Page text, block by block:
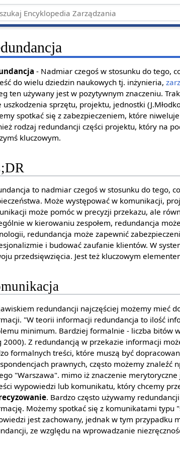
- Nadmiar czegoś w stosunku do tego,
do wielu dziedzin naukowych tj. inżynieria,
ten używany jest w pozytywnym znaczeniu.
uszkodzenia sprzętu, projektu, jednostki
spotkać się z zabezpieczeniem, które
rodzaj redundancji części projektu, który na
kluczowym.
to nadmiar czegoś w stosunku do tego,
Może występować w komunikacji,
może pomóc w precyzji przekazu, ale
w kierowaniu zespołem, redundancja
redundancja może zapewnić
i budować zaufanie klientów. W
przedsięwzięcia. Jest też kluczowym
redundancji najczęściej możemy mieć
"W teorii informacji redundancja to ilość
minimum. Bardziej formalnie - liczba bitów
2000). Z redundancją w przekazie informacji
formalnych treści, które muszą być
prawnych, często możemy znaleźć
"Warszawa". mimo iż znaczenie
wypowiedzi lub komunikatu, który chcemy
. Bardzo często używamy
Możemy spotkać się z komunikatami typu
jest zachowany, jednak w tym przypadku
ze względu na wprowadzanie